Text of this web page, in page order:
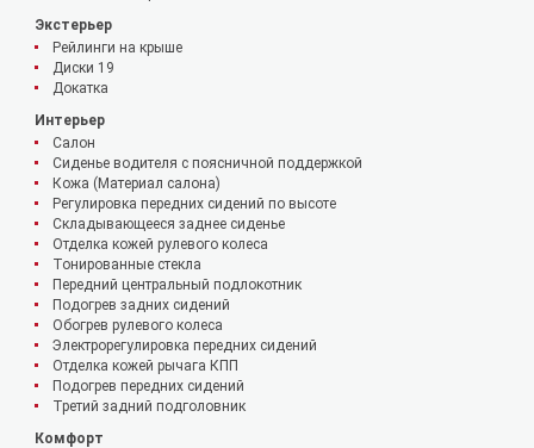
Экстерьер
Рейлинги на крыше
Диски 19
Докатка
Интерьер
Салон
Сиденье водителя с поясничной поддержкой
Кожа (Материал салона)
Регулировка передних сидений по высоте
Складывающееся заднее сиденье
Отделка кожей рулевого колеса
Тонированные стекла
Передний центральный подлокотник
Подогрев задних сидений
Обогрев рулевого колеса
Электрорегулировка передних сидений
Отделка кожей рычага КПП
Подогрев передних сидений
Третий задний подголовник
Комфорт